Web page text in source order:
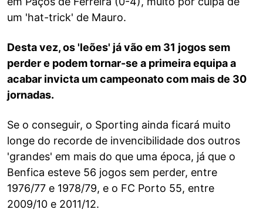
um 'hat-trick' de Mauro.
Desta vez, os 'leões' já vão em 31 jogos sem
perder e podem tornar-se a primeira equipa a
acabar invicta um campeonato com mais de 30
jornadas.
Se o conseguir, o Sporting ainda ficará muito
longe do recorde de invencibilidade dos outros
'grandes' em mais do que uma época, já que o
Benfica esteve 56 jogos sem perder, entre
1976/77 e 1978/79, e o FC Porto 55, entre
2009/10 e 2011/12.